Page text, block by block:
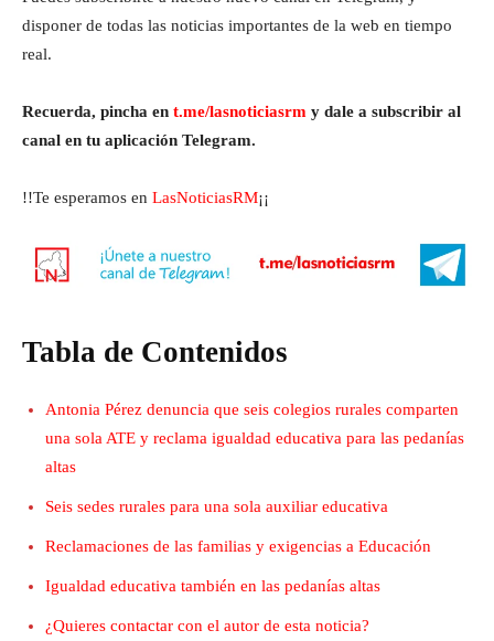
disponer de todas las noticias importantes de la web en tiempo
real.
Recuerda, pincha en t.me/lasnoticiasrm y dale a subscribir al
canal en tu aplicación Telegram.
!!Te esperamos en LasNoticiasRM¡¡
Tabla de Contenidos
Antonia Pérez denuncia que seis colegios rurales comparten
una sola ATE y reclama igualdad educativa para las pedanías
altas
Seis sedes rurales para una sola auxiliar educativa
Reclamaciones de las familias y exigencias a Educación
Igualdad educativa también en las pedanías altas
¿Quieres contactar con el autor de esta noticia?